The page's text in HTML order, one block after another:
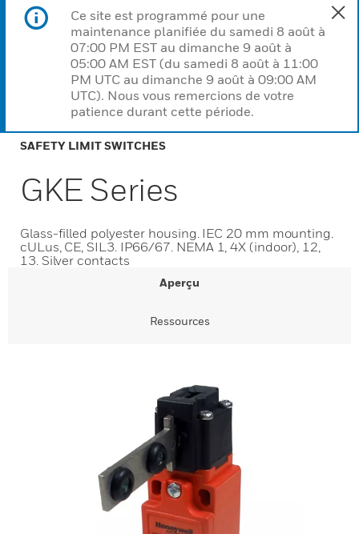
Ce site est programmé pour une
maintenance planifiée du samedi 8 août à
07:00 PM EST au dimanche 9 août à
05:00 AM EST (du samedi 8 août à 11:00
PM UTC au dimanche 9 août à 09:00 AM
UTC). Nous vous remercions de votre
patience durant cette période.
SAFETY LIMIT SWITCHES
GKE Series
Glass-filled polyester housing. IEC 20 mm mounting.
cULus, CE, SIL3. IP66/67. NEMA 1, 4X (indoor), 12,
13. Silver contacts
Aperçu
Ressources